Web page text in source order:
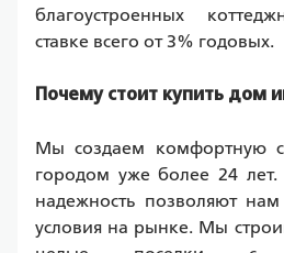
благоустроенных
ставке всего от 3% годовых.
Почему стоит купить дом
Мы создаем комфортную
городом уже более 24
надежность позволяют
условия на рынке. Мы